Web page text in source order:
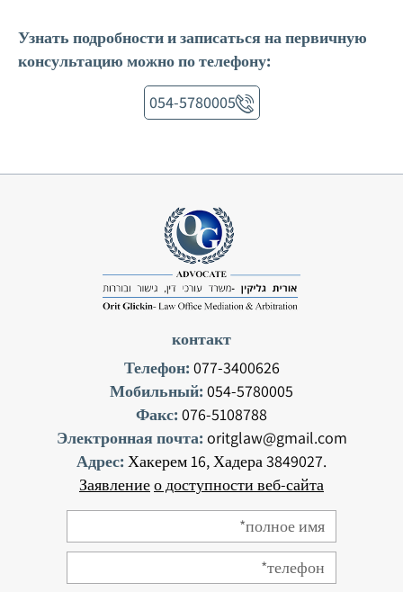
Узнать подробности и записаться на первичную
консультацию можно по телефону:
054-5780005
контакт
Телефон: 077-3400626
Мобильный: 054-5780005
Факс: 076-5108788
Электронная почта: oritglaw@gmail.com
Адрес: Хакерем 16, Хадера 3849027.
Заявлениео доступности веб-сайта